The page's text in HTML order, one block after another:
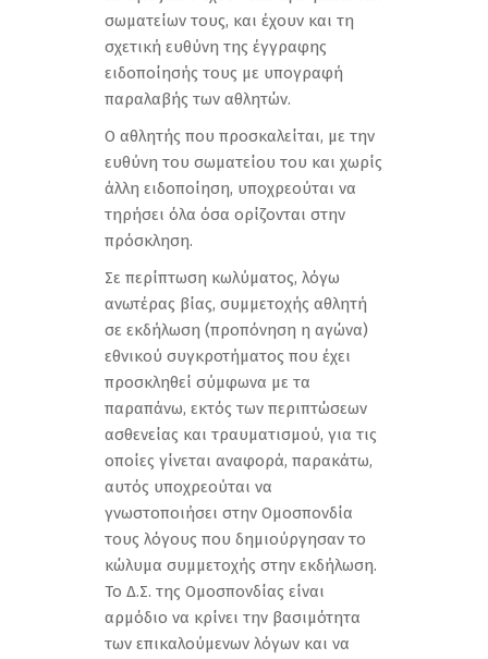
σωματείων τους, και έχουν και τη
σχετική ευθύνη της έγγραφης
ειδοποίησής τους με υπογραφή
παραλαβής των αθλητών.
Ο αθλητής που προσκαλείται, με την
ευθύνη του σωματείου του και χωρίς
άλλη ειδοποίηση, υποχρεούται να
τηρήσει όλα όσα ορίζονται στην
πρόσκληση.
Σε περίπτωση κωλύματος, λόγω
ανωτέρας βίας, συμμετοχής αθλητή
σε εκδήλωση (προπόνηση η αγώνα)
εθνικού συγκροτήματος που έχει
προσκληθεί σύμφωνα με τα
παραπάνω, εκτός των περιπτώσεων
ασθενείας και τραυματισμού, για τις
οποίες γίνεται αναφορά, παρακάτω,
αυτός υποχρεούται να
γνωστοποιήσει στην Ομοσπονδία
τους λόγους που δημιούργησαν το
κώλυμα συμμετοχής στην εκδήλωση.
Το Δ.Σ. της Ομοσπονδίας είναι
αρμόδιο να κρίνει την βασιμότητα
των επικαλούμενων λόγων και να